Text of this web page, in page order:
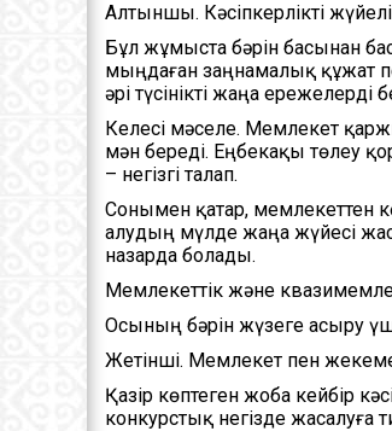
Алтыншы. Кәсіпкерлікті
Бұл жұмыста бәрін басынан
мыңдаған заңнамалық құжат
әрі түсінікті жаңа
Келесі мәселе. Мемлекет
мән береді. Еңбекақы төлеу
– негізгі талап.
Сонымен қатар, мемлекеттен
алудың мүлде жаңа жүйесі
назарда болады.
Мемлекеттік және
Осының бәрін жүзеге асыру
Жетінші. Мемлекет пен
Қазір көптеген жоба кейбір
конкурстық негізде жасалуға